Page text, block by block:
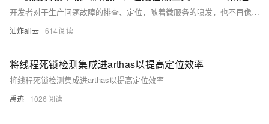
开发者对于生产问题故障的排查、定位，随着微服务的喷发，也不再像是以前那边依赖纯日志、gc日志进行问题排查与定位了，本节开始介绍一个生产环境使用的排错工具Arthas，帮助大家更高效、便捷地实现生产问题排错。
油炸ali云 614
将线程死锁检测集成进arthas以提高定位效率
将线程死锁检测集成进arthas以提高定位效率
禹迹 1026